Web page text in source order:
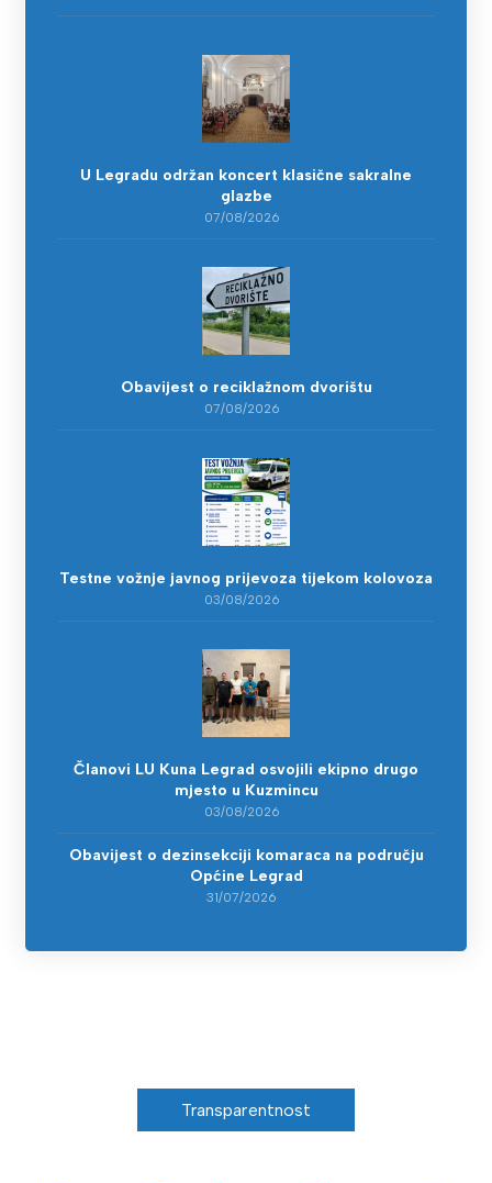
U Legradu održan koncert klasične sakralne
glazbe
07/08/2026
Obavijest o reciklažnom dvorištu
07/08/2026
Testne vožnje javnog prijevoza tijekom kolovoza
03/08/2026
Članovi LU Kuna Legrad osvojili ekipno drugo
mjesto u Kuzmincu
03/08/2026
Obavijest o dezinsekciji komaraca na području
Općine Legrad
31/07/2026
Transparentnost